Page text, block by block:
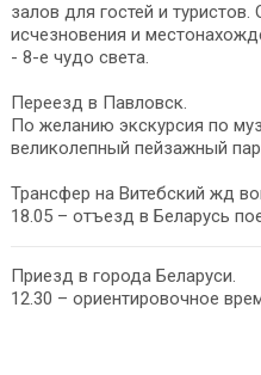
залов для гостей и
исчезновения и
- 8-е чудо света.
Переезд в Павловск.
По желанию экскурсия по
великолепный пейзажный
Трансфер на Витебский жд
18.05 – отъезд в Беларусь
Приезд в города Беларуси.
12.30 – ориентировочное